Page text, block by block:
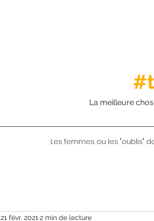
La meilleure
Les femmes ou les "oublis"
21 févr. 2021 2 min de lecture